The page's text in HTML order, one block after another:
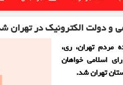
و دولت الکترونیک در تهران
مردم تهران، ری،
اسلامی خواهان
تهران شد.